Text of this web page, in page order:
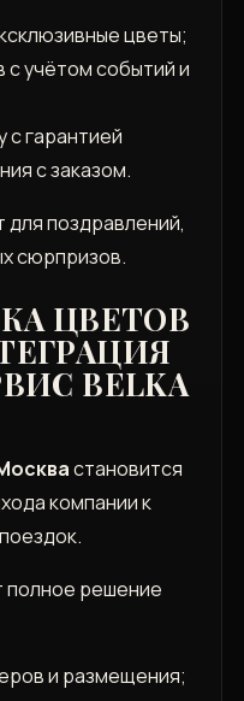
цветы;
учётом событий и
с гарантией
с заказом.
для поздравлений,
сюрпризов.
ЦВЕТОВ
BELKA
становится
компании к
полное решение
и размещения;